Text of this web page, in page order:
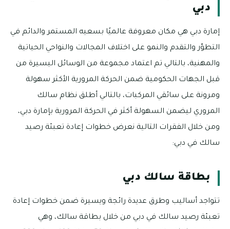
دبي
إمارة دبي هي مكان معروفة عالميًا بسعيه المستمر والدائم في
التطوّر والتقدم والنمو على اختلاف المجالات والنواحي الحياتية
والمهنية، بالتالي تم اعتماد مجموعة من الوسائل اليسيرة من
قبل الجهات الحكومية ضمن الحركة المرورية الأكثر سهولة
ومرونة على سائقي المركبات، بالتالي أطلق نظام سالك
المروري ليضمن السهولة أكثر في الحركة المرورية بإمارة دبي،
ومن خلال الفقرات التالية نعرض خطوات إعادة تعبئة رصيد
سالك في دبي:
بطاقة سالك دبي
تتواجد أساليب وطرق عديدة رائجة ويسيرة ضمن خطوات إعادة
تعبئة رصيد سالك في دبي من خلال بطاقة سالك، وهي